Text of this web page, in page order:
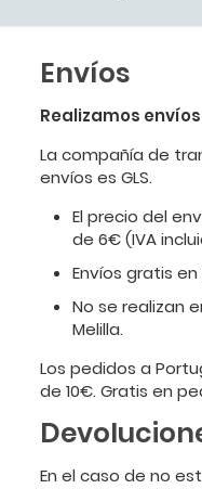
Envíos
Realizamos
La compañía de
envíos es GLS.
El precio del
de 6€ (IVA
Envíos gratis
No se realizan
Melilla.
Los pedidos a
de 10€. Gratis en
En el caso de no